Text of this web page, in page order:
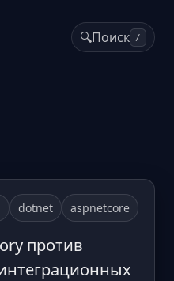
🔍Поиск /
dotnet aspnetcore
против